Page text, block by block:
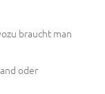
braucht man
oder